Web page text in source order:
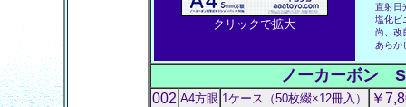
クリックで拡大
直射日
塩化ビ
尚、改
あらか
ノーカーボン
002 A4方眼 1ケース（50枚綴×12冊入）
￥